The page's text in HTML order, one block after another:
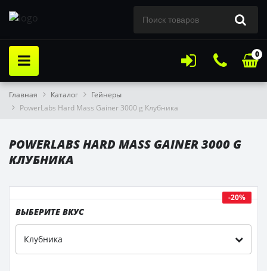
0
Главная Каталог
Гейнеры
PowerLabs Hard Mass Gainer 3000 g Клубника
POWERLABS HARD MASS GAINER 3000 G
КЛУБНИКА
-20%
ВЫБЕРИТЕ ВКУС
Клубника